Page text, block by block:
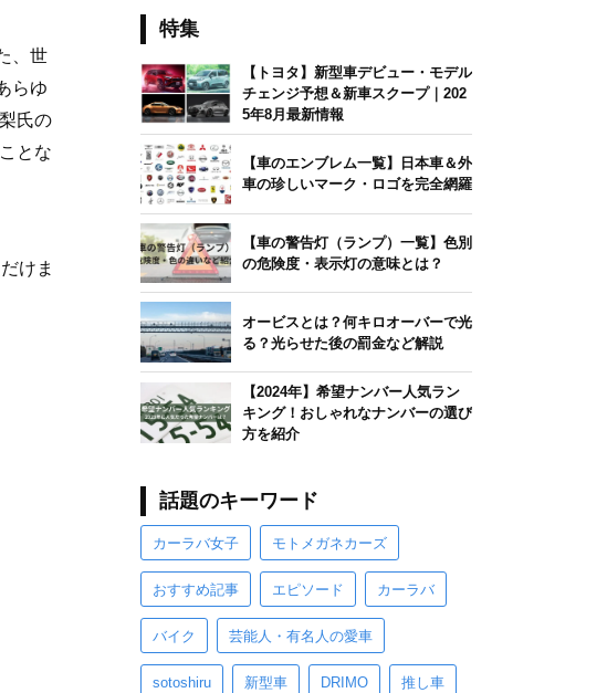
、世
らゆ
氏の
とな
けま
特集
【トヨタ】新型車デビュー・モデル
チェンジ予想＆新車スクープ｜202
5年8月最新情報
【車のエンブレム一覧】日本車＆外
車の珍しいマーク・ロゴを完全網羅
【車の警告灯（ランプ）一覧】色別
の危険度・表示灯の意味とは？
オービスとは？何キロオーバーで光
る？光らせた後の罰金など解説
【2024年】希望ナンバー人気ラン
キング！おしゃれなナンバーの選び
方を紹介
話題のキーワード
カーラバ女子 モトメガネカーズ
おすすめ記事 エピソード カーラバ
バイク 芸能人・有名人の愛車
sotoshiru 新型車 DRIMO 推し車